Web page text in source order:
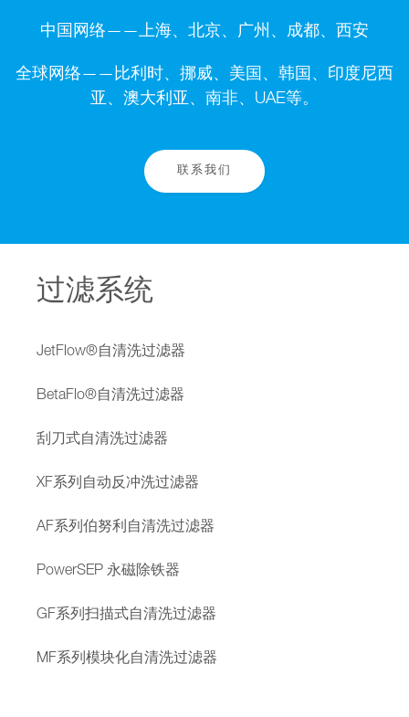
中国网络——上海、北京、广州、成都、西安
全球网络——比利时、挪威、美国、韩国、印度尼西
亚、澳大利亚、南非、UAE等。
联系我们
过滤系统
JetFlow®自清洗过滤器
BetaFlo®自清洗过滤器
刮刀式自清洗过滤器
XF系列自动反冲洗过滤器
AF系列伯努利自清洗过滤器
PowerSEP 永磁除铁器
GF系列扫描式自清洗过滤器
MF系列模块化自清洗过滤器